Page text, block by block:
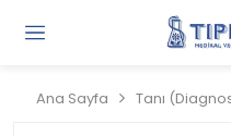
Ana Sayfa Tanı